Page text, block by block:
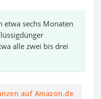
etwa sechs Monaten
alle zwei bis drei
auf Amazon.de